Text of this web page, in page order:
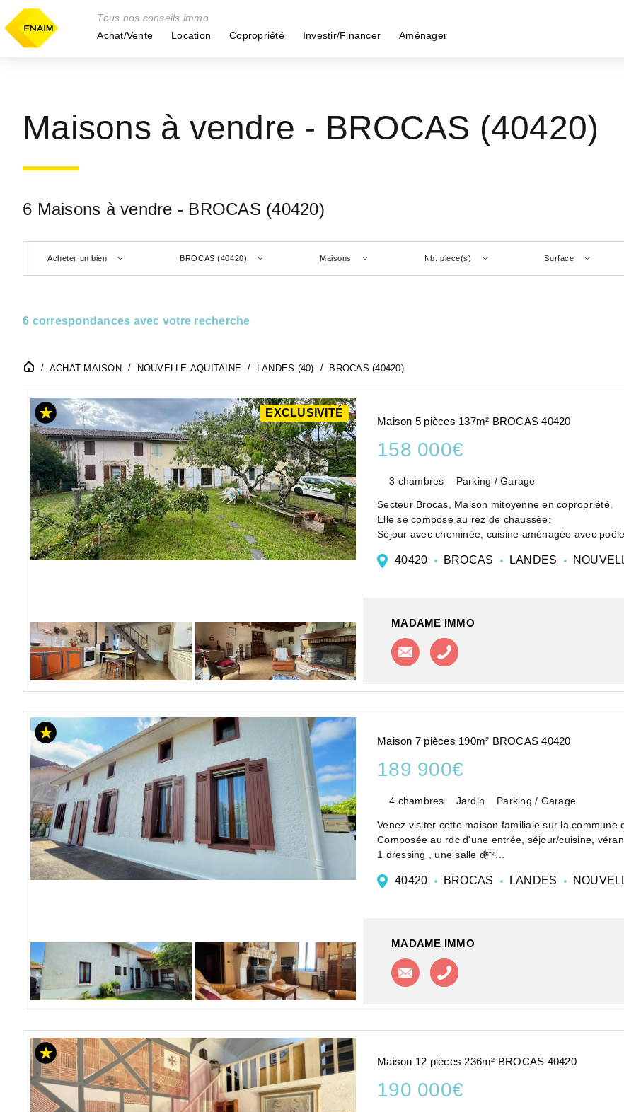
Tous nos conseils immo
Achat/Vente
Location Copropriété Investir/Financer Aménager
Maisons à vendre - BROCAS (40420)
6 Maisons à vendre - BROCAS (40420)
Acheter un bien BROCAS (40420) Maisons Nb. pièce(s) Surface
6 correspondances avec votre recherche
ACHAT MAISON NOUVELLE-AQUITAINE LANDES (40) BROCAS (40420)
EXCLUSIVITÉ
Maison 5 pièces 137m² BROCAS 40420
158 000€
3 chambres Parking / Garage
Secteur Brocas, Maison mitoyenne en copropriété.
Elle se compose au rez de chaussée:
Séjour avec cheminée, cuisine aménagée avec
A l'étage : mezzanine, 2 chambres aux...
40420 BROCAS LANDES
MADAME IMMO
Contacter l'agence
Maison 7 pièces 190m² BROCAS 40420
189 900€
4 chambres Jardin Parking / Garage
Venez visiter cette maison familiale sur la commune
Composée au rdc d'une entrée, séjour/cuisine, véranda, 2 chambres, salle d'eau et cellier. A l'étage 2 chambres,
1 dressing , une salle d...
40420 BROCAS LANDES
MADAME IMMO
Contacter l'agence
Maison 12 pièces 236m² BROCAS 40420
190 000€